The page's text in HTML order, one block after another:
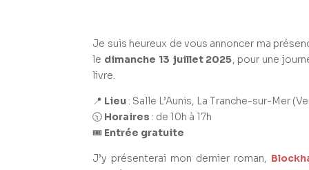
Je suis heureux de vous annoncer ma
le dimanche 13 juillet 2025, pour une
livre.
📍 Lieu : Salle L’Aunis, La Tranche-sur-Mer
🕥 Horaires : de 10h à 17h
🎟️ Entrée gratuite
J’y présenterai mon dernier roman,